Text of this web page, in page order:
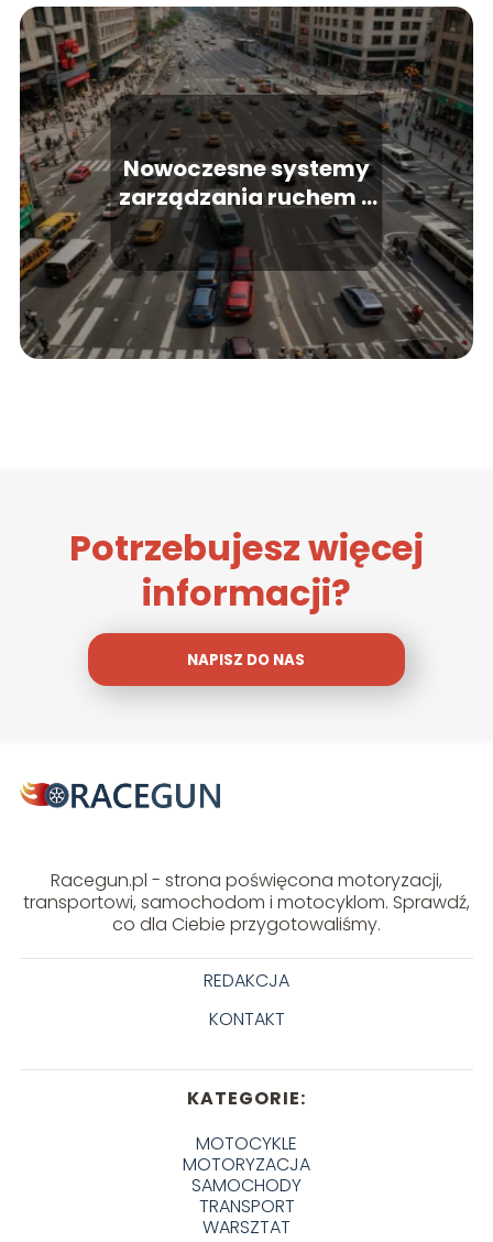
Nowoczesne systemy
zarządzania ruchem –
jak miasta walczą z
korkami?
Potrzebujesz więcej
informacji?
NAPISZ DO NAS
Racegun.pl - strona poświęcona motoryzacji,
transportowi, samochodom i motocyklom. Sprawdź,
co dla Ciebie przygotowaliśmy.
REDAKCJA
KONTAKT
KATEGORIE:
MOTOCYKLE
MOTORYZACJA
SAMOCHODY
TRANSPORT
WARSZTAT